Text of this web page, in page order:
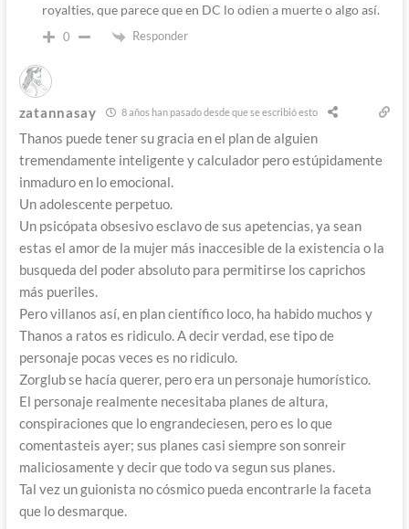
royalties, que parece que en DC lo odien a muerte o algo así.
0 Responder
zatannasay 8 años han pasado desde que se escribió esto
Thanos puede tener su gracia en el plan de alguien
tremendamente inteligente y calculador pero estúpidamente
inmaduro en lo emocional.
Un adolescente perpetuo.
Un psicópata obsesivo esclavo de sus apetencias, ya sean
estas el amor de la mujer más inaccesible de la existencia o la
busqueda del poder absoluto para permitirse los caprichos
más pueriles.
Pero villanos así, en plan científico loco, ha habido muchos y
Thanos a ratos es ridiculo. A decir verdad, ese tipo de
personaje pocas veces es no ridiculo.
Zorglub se hacía querer, pero era un personaje humorístico.
El personaje realmente necesitaba planes de altura,
conspiraciones que lo engrandeciesen, pero es lo que
comentasteis ayer; sus planes casi siempre son sonreir
maliciosamente y decir que todo va segun sus planes.
Tal vez un guionista no cósmico pueda encontrarle la faceta
que lo desmarque.